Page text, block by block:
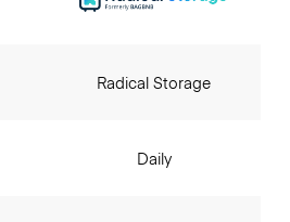
Radical Storage
Daily